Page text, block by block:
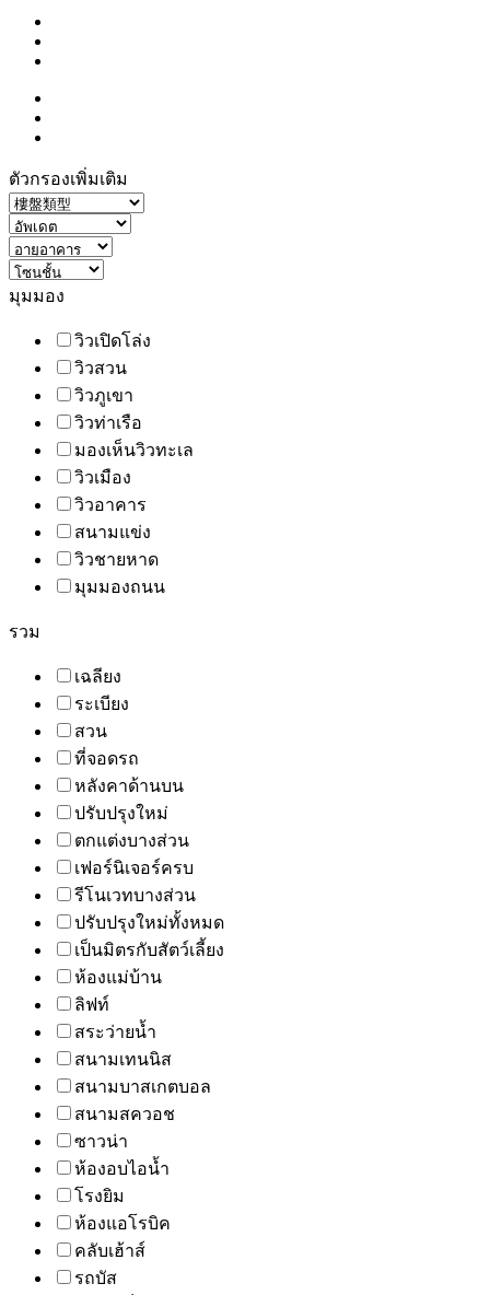
ตัวกรองเพิ่มเติม
มุมมอง
วิวเปิดโล่ง
วิวสวน
วิวภูเขา
วิวท่าเรือ
มองเห็นวิวทะเล
วิวเมือง
วิวอาคาร
สนามแข่ง
วิวชายหาด
มุมมองถนน
รวม
เฉลียง
ระเบียง
สวน
ที่จอดรถ
หลังคาด้านบน
ปรับปรุงใหม่
ตกแต่งบางส่วน
เฟอร์นิเจอร์ครบ
รีโนเวทบางส่วน
ปรับปรุงใหม่ทั้งหมด
เป็นมิตรกับสัตว์เลี้ยง
ห้องแม่บ้าน
ลิฟท์
สระว่ายน้ำ
สนามเทนนิส
สนามบาสเกตบอล
สนามสควอช
ซาวน่า
ห้องอบไอน้ำ
โรงยิม
ห้องแอโรบิค
คลับเฮ้าส์
รถบัส